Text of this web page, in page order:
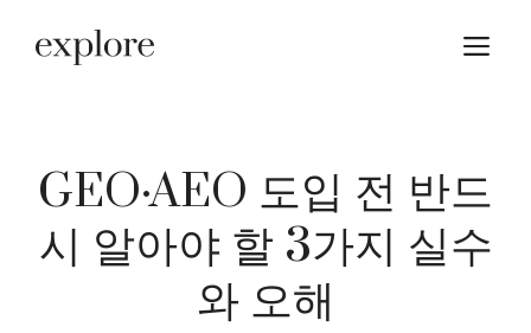
GEO·AEO 도입 전 반드
시 알아야 할 3가지 실수
와 오해